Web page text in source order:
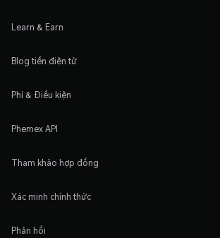
Learn & Earn
Blog tiền điện tử
Phí & Điều kiện
Phemex API
Tham khảo hợp đồng
Xác minh chính thức
Phản hồi